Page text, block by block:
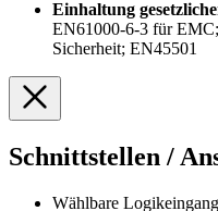
Einhaltung
EN61000-6-3 für
Sicherheit; EN45501
Schnittstellen /
Wählbare